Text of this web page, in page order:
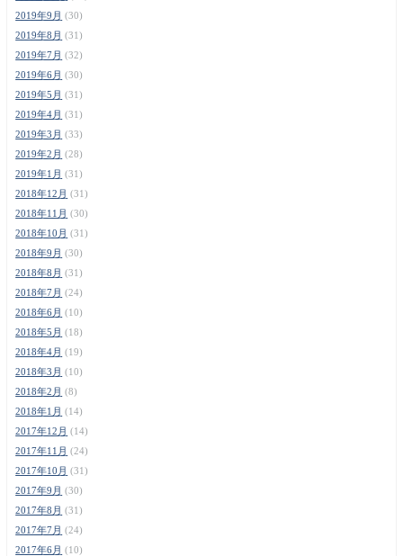
2019年9月 (30)
2019年8月 (31)
2019年7月 (32)
2019年6月 (30)
2019年5月 (31)
2019年4月 (31)
2019年3月 (33)
2019年2月 (28)
2019年1月 (31)
2018年12月 (31)
2018年11月 (30)
2018年10月 (31)
2018年9月 (30)
2018年8月 (31)
2018年7月 (24)
2018年6月 (10)
2018年5月 (18)
2018年4月 (19)
2018年3月 (10)
2018年2月 (8)
2018年1月 (14)
2017年12月 (14)
2017年11月 (24)
2017年10月 (31)
2017年9月 (30)
2017年8月 (31)
2017年7月 (24)
2017年6月 (10)